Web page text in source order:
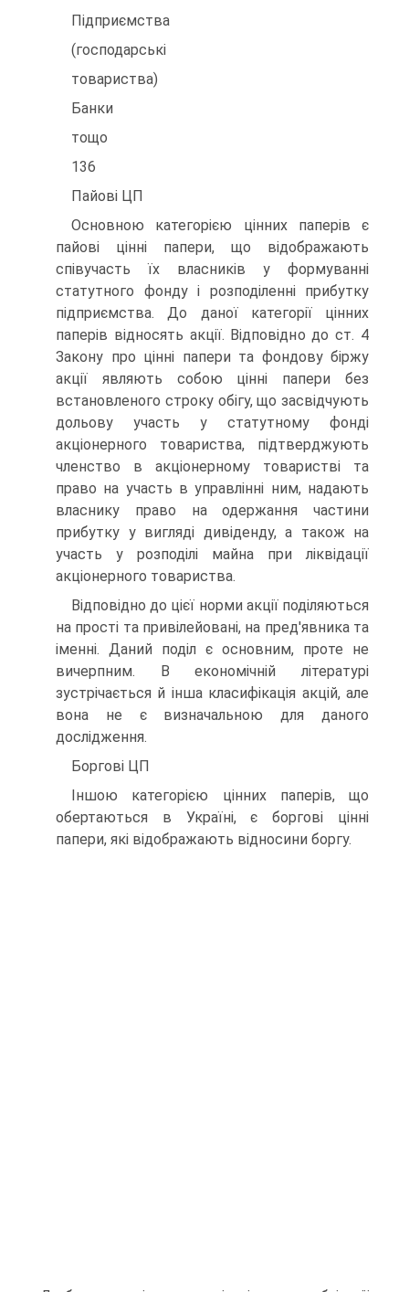
Підприємства
(господарські
товариства)
Банки
тощо
136
Пайові ЦП
Основною категорією цінних паперів є
пайові цінні папери, що відображають
співучасть їх власників у формуванні
статутного фонду і розподіленні прибутку
підприємства. До даної категорії цінних
паперів відносять акції. Відповідно до ст. 4
Закону про цінні папери та фондову біржу
акції являють собою цінні папери без
встановленого строку обігу, що засвідчують
дольову участь у стату­тному фонді
акціонерного товариства, підтверджують
членство в акціонерному товаристві та
право на участь в управлінні ним, надають
власнику право на одержання частини
прибутку у вигляді дивіденду, а також на
участь у розподілі майна при ліквідації
акціонерного товариства.
Відповідно до цієї норми акції поділяються
на прості та привілейовані, на пред'явника та
іменні. Даний поділ є основним, проте не
вичерпним. В економічній літературі
зустрічається й інша класифікація акцій, але
вона не є визначальною для даного
дослідження.
Боргові ЦП
Іншою категорією цінних паперів, що
обертаються в Україні, є боргові цінні
папери, які відображають відносини боргу.